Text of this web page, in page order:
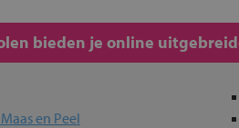
bieden je online
en Peel